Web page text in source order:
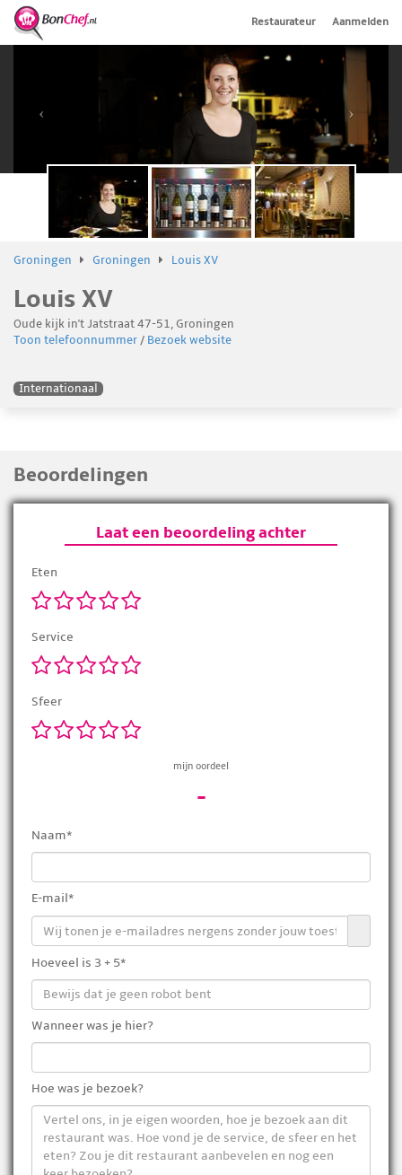
Aanmelden
Restaurateur
Groningen Groningen Louis XV
Louis XV
Oude kijk in't Jatstraat 47-51, Groningen
Toon telefoonnummer / Bezoek website
Internationaal
Beoordelingen
Laat een beoordeling achter
Eten
Service
Sfeer
mijn oordeel
-
Naam*
E-mail*
Hoeveel is 3 + 5*
Wanneer was je hier?
Hoe was je bezoek?